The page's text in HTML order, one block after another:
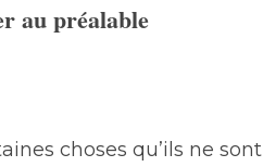
au préalable
choses qu’ils ne sont